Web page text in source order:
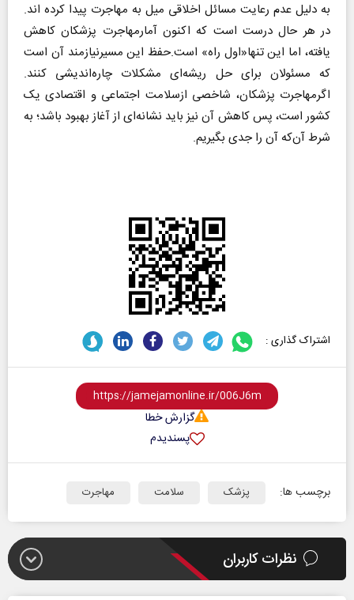
به دلیل عدم رعایت مسائل اخلاقی میل به مهاجرت پیدا کرده اند.
در هر حال درست است که اکنون آمارمهاجرت پزشکان کاهش
یافته، اما این تنها«اول راه» است.حفظ این مسیرنیازمند آن است
که مسئولان برای حل ریشه‌ای مشکلات چاره‌اندیشی کنند.
اگرمهاجرت پزشکان، شاخصی ازسلامت اجتماعی و اقتصادی یک
کشور است، پس کاهش آن نیز باید نشانه‌ای از آغاز بهبود باشد؛ به
شرط آن‌که آن را جدی بگیریم.
اشتراک گذاری :
گزارش خطا
پسندیدم
برچسب ها: پزشک سلامت مهاجرت
نظرات کاربران